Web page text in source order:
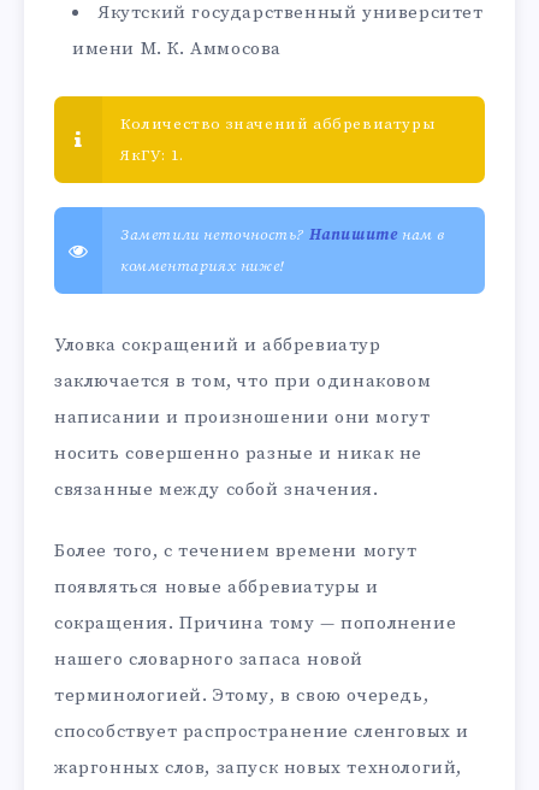
Якутский государственный университет
имени М. К. Аммосова
Количество значений аббревиатуры
ЯкГУ: 1.
Заметили неточность? Напишитенам в
комментариях ниже!
Уловка сокращений и аббревиатур
заключается в том, что при одинаковом
написании и произношении они могут
носить совершенно разные и никак не
связанные между собой значения.
Более того, с течением времени могут
появляться новые аббревиатуры и
сокращения. Причина тому — пополнение
нашего словарного запаса новой
терминологией. Этому, в свою очередь,
способствует распространение сленговых и
жаргонных слов, запуск новых технологий,